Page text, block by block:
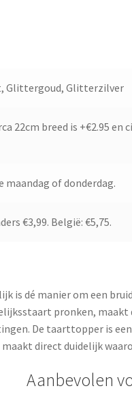
Glittergoud, Glitterzilver
22cm breed is +€2.95
maandag of donderdag.
€3,99. België: €5,75.
is dé manier om een
pronken,
De taarttopper is
direct duidelijk
Aanbevolen